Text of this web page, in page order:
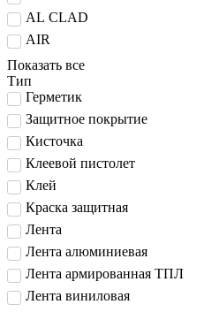
AL CLAD
AIR
Показать все
Тип
Герметик
Защитное покрытие
Кисточка
Клеевой пистолет
Клей
Краска защитная
Лента
Лента алюминиевая
Лента армированная ТПЛ
Лента виниловая